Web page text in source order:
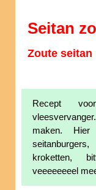
Seitan
Zoute seitan
Recept
maken.
kroketten,
veeeeeeeel